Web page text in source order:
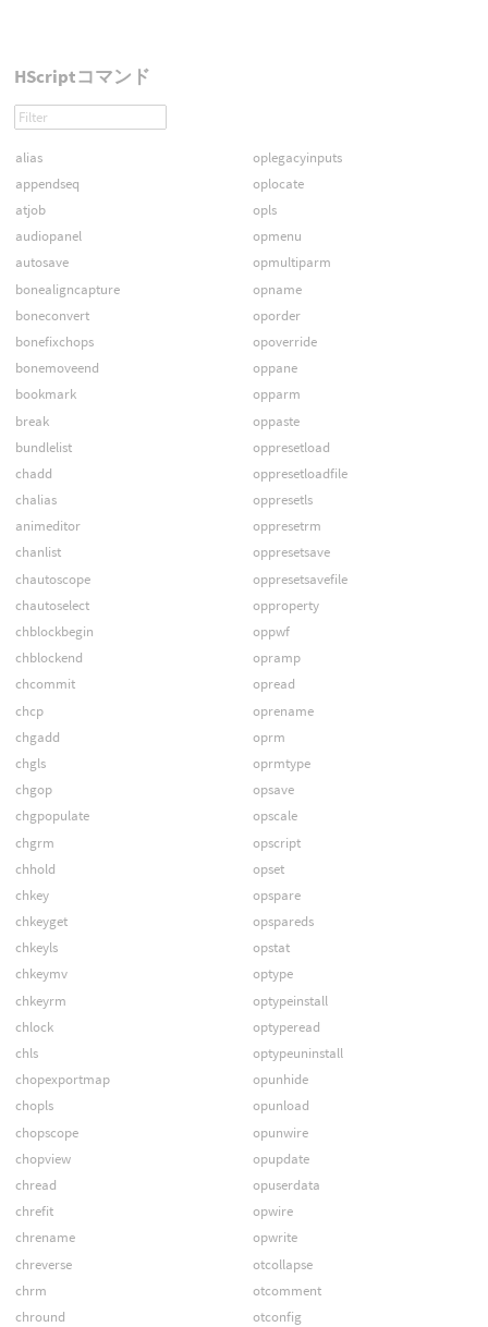
HScriptコマンド
alias
appendseq
atjob
audiopanel
autosave
bonealigncapture
boneconvert
bonefixchops
bonemoveend
bookmark
break
bundlelist
chadd
chalias
animeditor
chanlist
chautoscope
chautoselect
chblockbegin
chblockend
chcommit
chcp
chgadd
chgls
chgop
chgpopulate
chgrm
chhold
chkey
chkeyget
chkeyls
chkeymv
chkeyrm
chlock
chls
chopexportmap
chopls
chopscope
chopview
chread
chrefit
chrename
chreverse
chrm
chround
oplegacyinputs
oplocate
opls
opmenu
opmultiparm
opname
oporder
opoverride
oppane
opparm
oppaste
oppresetload
oppresetloadfile
oppresetls
oppresetrm
oppresetsave
oppresetsavefile
opproperty
oppwf
opramp
opread
oprename
oprm
oprmtype
opsave
opscale
opscript
opset
opspare
opspareds
opstat
optype
optypeinstall
optyperead
optypeuninstall
opunhide
opunload
opunwire
opupdate
opuserdata
opwire
opwrite
otcollapse
otcomment
otconfig